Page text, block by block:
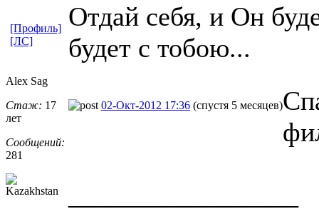
Отдай себя, и Он
будет с тобою...
[Профиль]
[ЛС]
Alex Sag
Стаж: 17
лет
Сообщений:
281
02-Окт-2012 17:36 (спустя 5 месяцев)